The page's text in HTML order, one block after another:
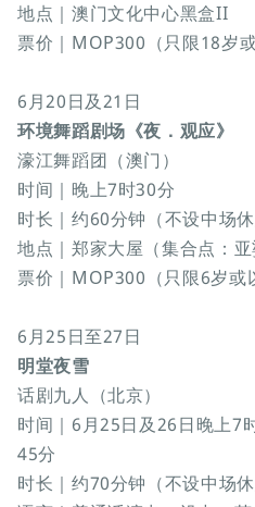
地点｜澳门文化中心黑盒II
票价｜MOP300（只限18岁或
6月20日及21日
环境舞蹈剧场《夜．观应》
濠江舞蹈团（澳门）
时间｜晚上7时30分
时长｜约60分钟（不设中场休
地点｜郑家大屋（集合点：亚
票价｜MOP300（只限6岁或
6月25日至27日
明堂夜雪
话剧九人（北京）
时间｜6月25日及26日晚上7
45分
时长｜约70分钟（不设中场休